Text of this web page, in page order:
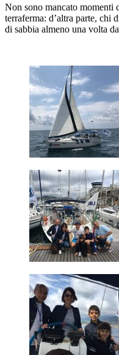
Non sono mancato momenti
terraferma: d’altra parte, chi
di sabbia almeno una volta